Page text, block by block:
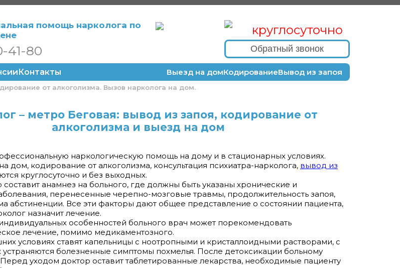
помощь нарколога по
41-80
круглосуточно
Обратный звонок
Контакты Выезд на домКодированиеВывод из запоя
от алкоголизма. Вызов нарколога на дом.
– метро Беговая: вывод из запоя, кодирование от
алкоголизма и выезд на дом
наркологическую помощь на дому и в стационарных условиях.
дом, кодирование от алкоголизма, консультация психиатра-нарколога, вывод из
круглосуточно и без выходных.
анамнез на больного, где должны быть указаны хронические и
перенесенные черепно-мозговые травмы, продолжительность запоя,
абстиненции. Все эти факторы дают общее представление о состоянии пациента,
назначит лечение.
особенностей больного врач может порекомендовать
лечение, помимо медикаментозного.
условиях ставят капельницы с ноотропными и кристаллоидными растворами, с
болезненные симптомы похмелья. После детоксикации больному
Перед уходом доктор оставит таблетированные лекарства, необходимые пациенту